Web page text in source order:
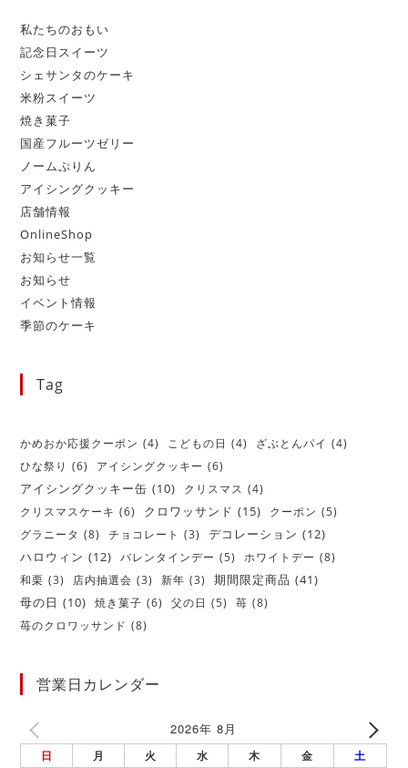
私たちのおもい
記念日スイーツ
シェサンタのケーキ
米粉スイーツ
焼き菓子
国産フルーツゼリー
ノームぷりん
アイシングクッキー
店舗情報
OnlineShop
お知らせ一覧
お知らせ
イベント情報
季節のケーキ
Tag
かめおか応援クーポン (4) こどもの日 (4) ざぶとんパイ (4)
ひな祭り (6) アイシングクッキー (6)
アイシングクッキー缶 (10) クリスマス (4)
クリスマスケーキ (6) クロワッサンド (15) クーポン (5)
グラニータ (8) チョコレート (3) デコレーション (12)
ハロウィン (12) バレンタインデー (5) ホワイトデー (8)
和栗 (3) 店内抽選会 (3) 新年 (3) 期間限定商品 (41)
母の日 (10) 焼き菓子 (6) 父の日 (5) 苺 (8)
苺のクロワッサンド (8)
営業日カレンダー
2026年 8月
日 月 火 水 木 金 土